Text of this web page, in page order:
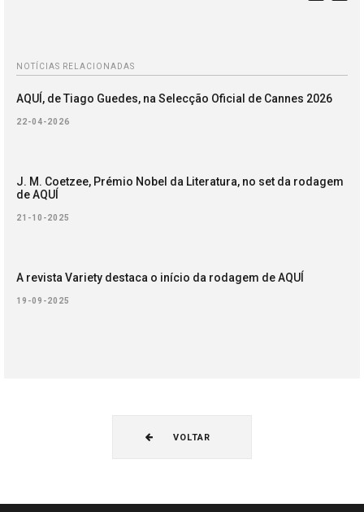
NOTÍCIAS RELACIONADAS
AQUÍ, de Tiago Guedes, na Selecção Oficial de Cannes 2026
22-04-2026
J. M. Coetzee, Prémio Nobel da Literatura, no set da rodagem
de AQUÍ
21-10-2025
A revista Variety destaca o início da rodagem de AQUÍ
19-09-2025
VOLTAR